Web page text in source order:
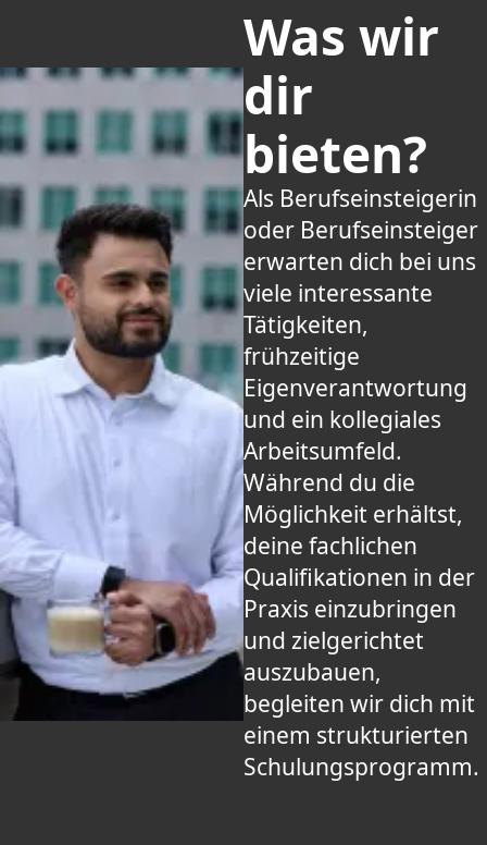
Was wir
dir
bieten?
Als Berufseinsteigerin
oder Berufseinsteiger
erwarten dich bei uns
viele interessante
Tätigkeiten,
frühzeitige
Eigenverantwortung
und ein kollegiales
Arbeitsumfeld.
Während du die
Möglichkeit erhältst,
deine fachlichen
Qualifikationen in der
Praxis einzubringen
und zielgerichtet
auszubauen,
begleiten wir dich mit
einem strukturierten
Schulungsprogramm.